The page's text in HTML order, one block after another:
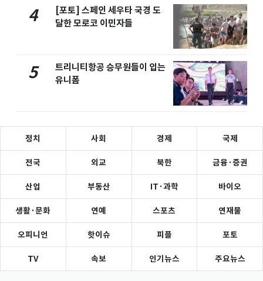
4
[포토] 스페인 세우타 국경 도
달한 모로코 이민자들
5
트리니티항공 승무원들이 입는
유니폼
정치 사회 경제 국제
전국 외교 북한 금융·증권
산업 부동산 IT·과학 바이오
생활·문화 연예 스포츠 연재물
오피니언 핫이슈 피플 포토
TV 속보 인기뉴스 주요뉴스